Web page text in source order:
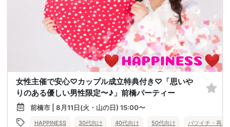
女性主催で安心♡カップル成立特典付き♡「思いや
りのある優しい男性限定〜♪」前橋パーティー
前橋市 | 8月11日(火・山の日) 15:00〜
HAPPINESS 30代向け 40代向け 50代向け バツイチ・再婚